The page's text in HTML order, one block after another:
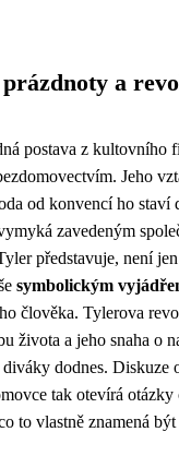
prázdnoty a
postava z kultovního
Jeho
od konvencí ho staví
zavedeným
představuje, není
symbolickým
člověka. Tylerova
života a jeho snaha o
dodnes. Diskuze
tak otevírá
to vlastně znamená